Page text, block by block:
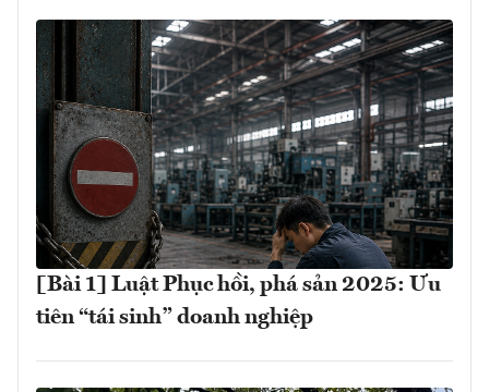
[Bài 1] Luật Phục hồi, phá sản 2025: Ưu
tiên “tái sinh” doanh nghiệp